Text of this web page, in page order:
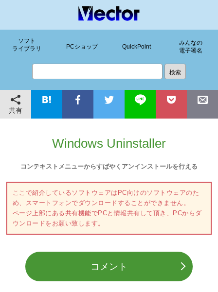
ソフト
ライブラリ
PCショップ QuickPoint
みんなの
電子署名
共有
Windows Uninstaller
コンテキストメニューからすばやくアンインストールを行える
ここで紹介しているソフトウェアはPC向けのソフトウェアのた
め、スマートフォンでダウンロードすることができません。
ページ上部にある共有機能でPCと情報共有して頂き、PCからダ
ウンロードをお願い致します。
コメント